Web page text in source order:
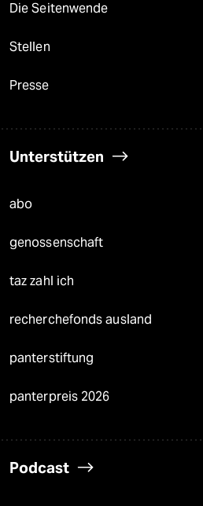
Die Seitenwende
Stellen
Presse
Unterstützen
abo
genossenschaft
taz zahl ich
recherchefonds ausland
panterstiftung
panterpreis 2026
Podcast